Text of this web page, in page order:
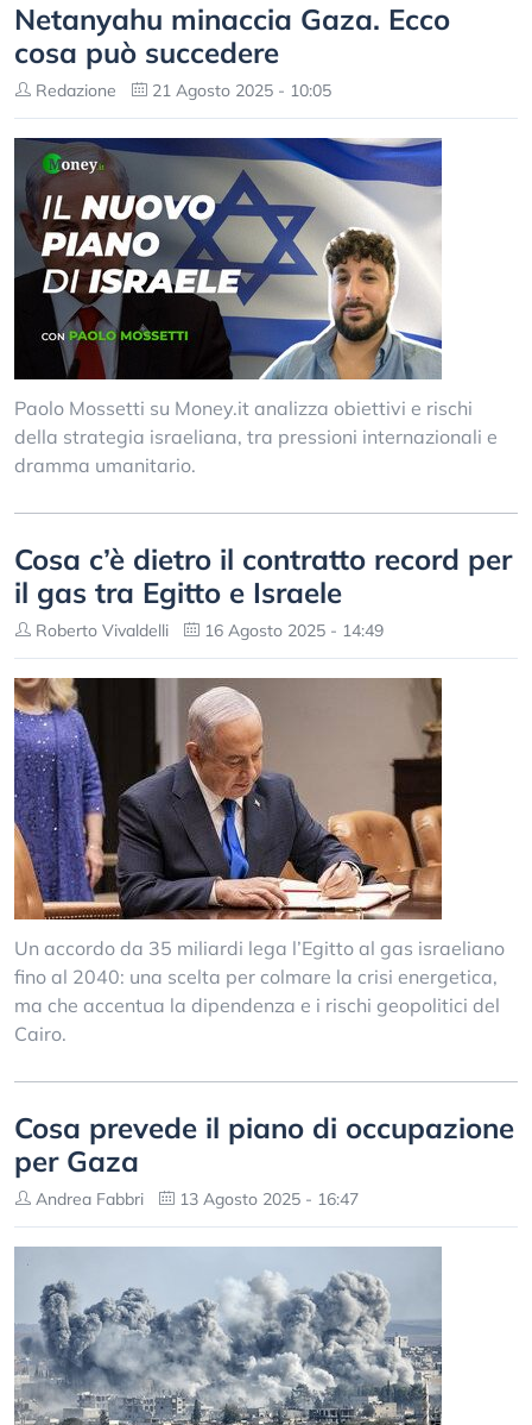
Netanyahu minaccia Gaza. Ecco
cosa può succedere
Redazione 21 Agosto 2025 - 10:05
Paolo Mossetti su Money.it analizza obiettivi e rischi
della strategia israeliana, tra pressioni internazionali e
dramma umanitario.
Cosa c’è dietro il contratto record per
il gas tra Egitto e Israele
Roberto Vivaldelli 16 Agosto 2025 - 14:49
Un accordo da 35 miliardi lega l’Egitto al gas israeliano
fino al 2040: una scelta per colmare la crisi energetica,
ma che accentua la dipendenza e i rischi geopolitici del
Cairo.
Cosa prevede il piano di occupazione
per Gaza
Andrea Fabbri 13 Agosto 2025 - 16:47